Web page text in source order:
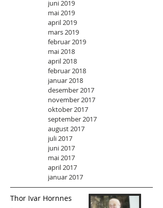
Thor Ivar Hornnes
juni 2019
mai 2019
april 2019
mars 2019
februar 2019
mai 2018
april 2018
februar 2018
januar 2018
desember 2017
november 2017
oktober 2017
september 2017
august 2017
juli 2017
juni 2017
mai 2017
april 2017
januar 2017